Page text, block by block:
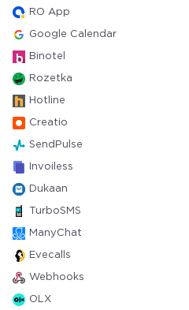
RO App
Google Calendar
Binotel
Rozetka
Hotline
Creatio
SendPulse
Invoiless
Dukaan
TurboSMS
ManyChat
Evecalls
Webhooks
OLX